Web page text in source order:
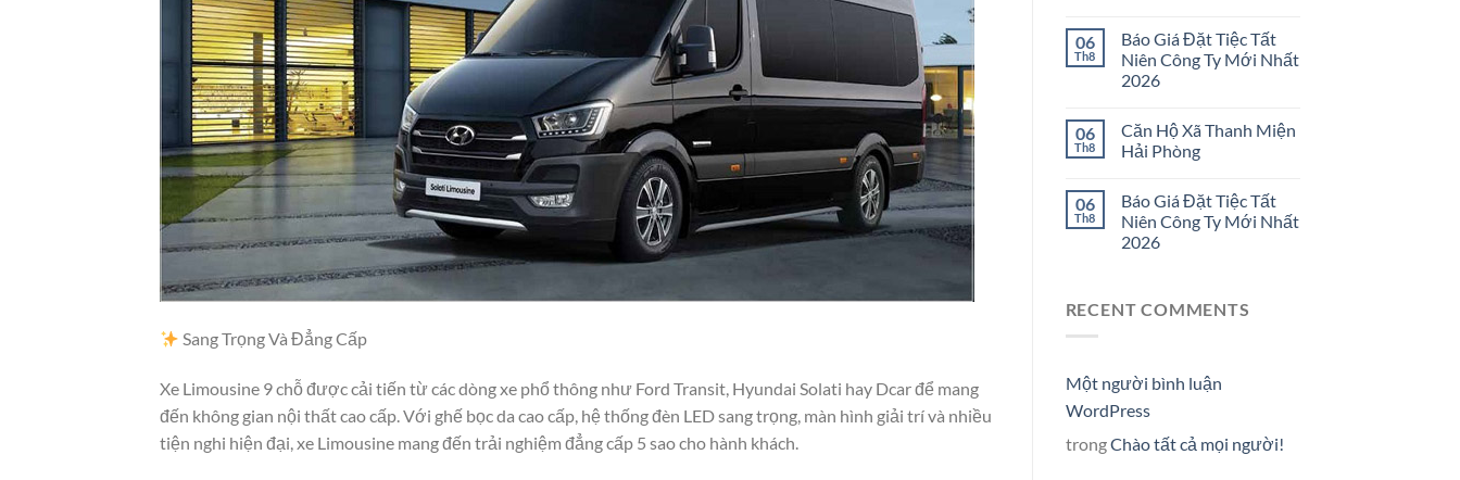
Sang Trọng Và Đẳng Cấp
Xe Limousine 9 chỗ được cải tiến từ các dòng xe phổ thông như Ford Transit, Hyundai Solati hay Dcar để mang
đến không gian nội thất cao cấp. Với ghế bọc da cao cấp, hệ thống đèn LED sang trọng, màn hình giải trí và nhiều
tiện nghi hiện đại, xe Limousine mang đến trải nghiệm đẳng cấp 5 sao cho hành khách.
06
Th8
Báo Giá Đặt Tiệc Tất
Niên Công Ty Mới Nhất
2026
06
Th8
Căn Hộ Xã Thanh Miện
Hải Phòng
06
Th8
Báo Giá Đặt Tiệc Tất
Niên Công Ty Mới Nhất
2026
RECENT COMMENTS
Một người bình luận
WordPress
trongChào tất cả mọi người!